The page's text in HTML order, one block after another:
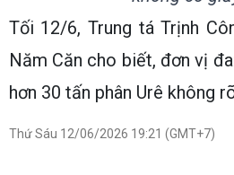
Tối 12/6, Trung tá Trịnh
Năm Căn cho biết, đơn vị
hơn 30 tấn phân Urê không
Thứ Sáu 12/06/2026 19:21 (GMT+7)